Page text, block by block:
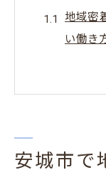
地域密
い働き
介護サ
地域密
安城市で